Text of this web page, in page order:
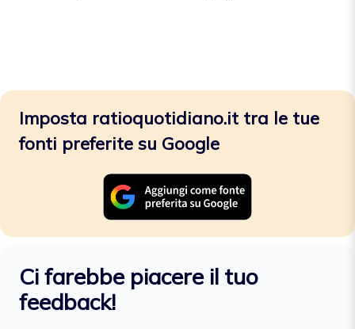
Imposta ratioquotidiano.it tra le tue
fonti preferite su Google
Ci farebbe piacere il tuo
feedback!